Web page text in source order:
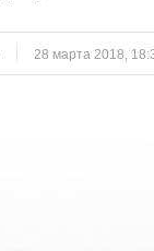
28 марта 2018,